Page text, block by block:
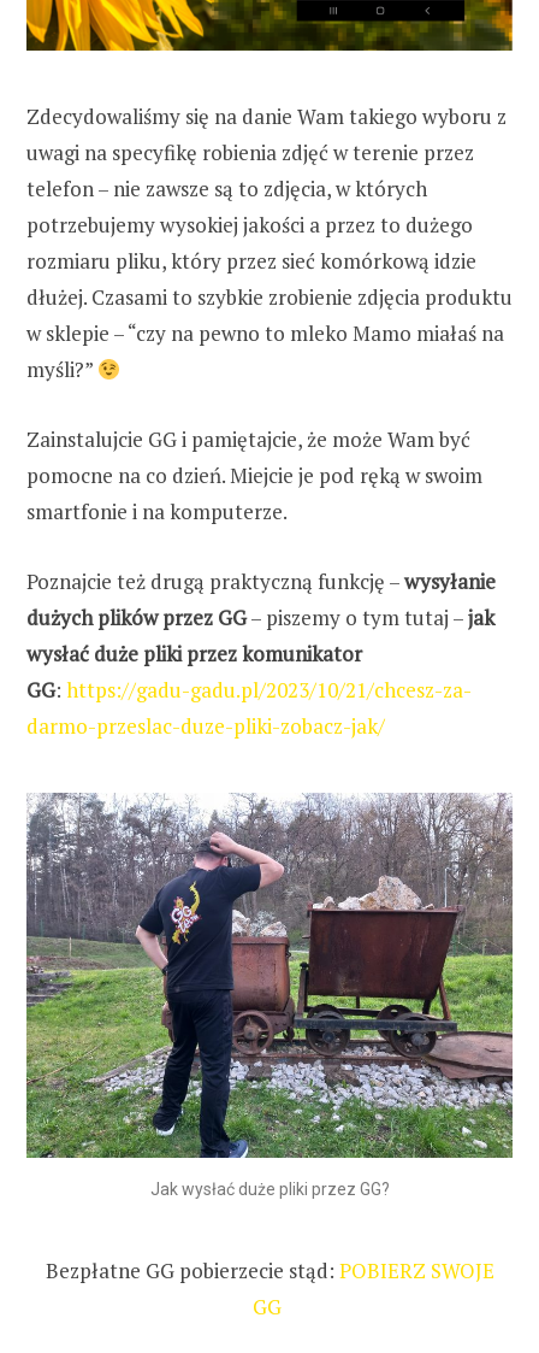
Zdecydowaliśmy się na danie Wam takiego wyboru z
uwagi na specyfikę robienia zdjęć w terenie przez
telefon – nie zawsze są to zdjęcia, w których
potrzebujemy wysokiej jakości a przez to dużego
rozmiaru pliku, który przez sieć komórkową idzie
dłużej. Czasami to szybkie zrobienie zdjęcia produktu
w sklepie – “czy na pewno to mleko Mamo miałaś na
myśli?”
Zainstalujcie GG i pamiętajcie, że może Wam być
pomocne na co dzień. Miejcie je pod ręką w swoim
smartfonie i na komputerze.
Poznajcie też drugą praktyczną funkcję –wysyłanie
dużych plików przez GG– piszemy o tym tutaj –jak
wysłać duże pliki przez komunikator
GG: https://gadu-gadu.pl/2023/10/21/chcesz-za-
darmo-przeslac-duze-pliki-zobacz-jak/
Jak wysłać duże pliki przez GG?
Bezpłatne GG pobierzecie stąd: POBIERZ SWOJE
GG